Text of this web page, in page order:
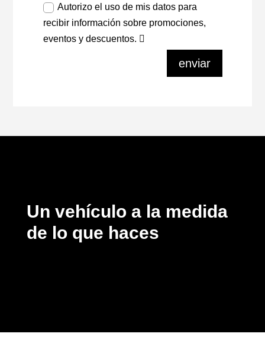
Autorizo el uso de mis datos para
recibir información sobre promociones,
eventos y descuentos.
enviar
Un vehículo a la medida
de lo que haces